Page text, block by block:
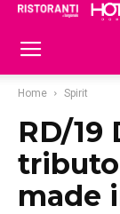
Home Spirit
RD/19
tributo
made